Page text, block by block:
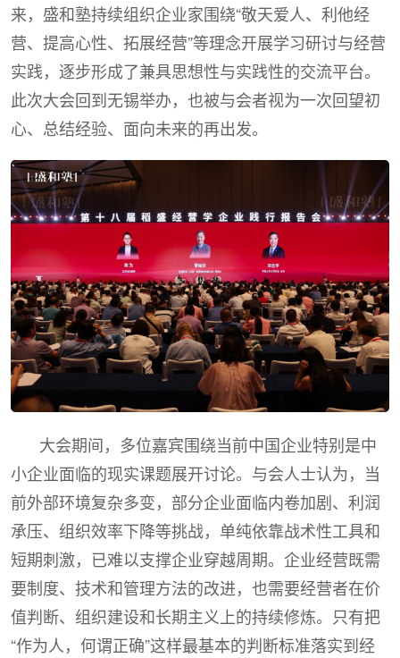
来，盛和塾持续组织企业家围绕“敬天爱人、利他经
营、提高心性、拓展经营”等理念开展学习研讨与经营
实践，逐步形成了兼具思想性与实践性的交流平台。
此次大会回到无锡举办，也被与会者视为一次回望初
心、总结经验、面向未来的再出发。
大会期间，多位嘉宾围绕当前中国企业特别是中
小企业面临的现实课题展开讨论。与会人士认为，当
前外部环境复杂多变，部分企业面临内卷加剧、利润
承压、组织效率下降等挑战，单纯依靠战术性工具和
短期刺激，已难以支撑企业穿越周期。企业经营既需
要制度、技术和管理方法的改进，也需要经营者在价
值判断、组织建设和长期主义上的持续修炼。只有把
“作为人，何谓正确”这样最基本的判断标准落实到经